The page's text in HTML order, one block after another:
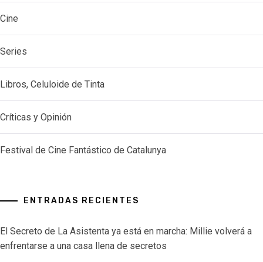
Cine
Series
Libros, Celuloide de Tinta
Críticas y Opinión
Festival de Cine Fantástico de Catalunya
ENTRADAS RECIENTES
El Secreto de La Asistenta ya está en marcha: Millie volverá a
enfrentarse a una casa llena de secretos